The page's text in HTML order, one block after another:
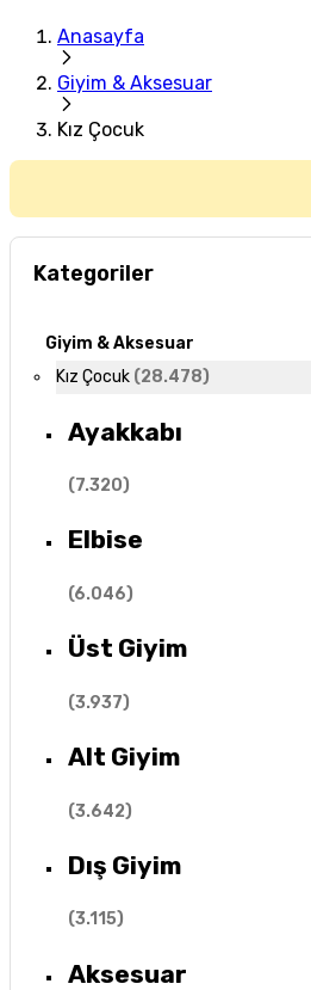
Anasayfa
Giyim & Aksesuar
Kız Çocuk
Kategoriler
Giyim & Aksesuar
Kız Çocuk (28.478)
Ayakkabı
(7.320)
Elbise
(6.046)
Üst Giyim
(3.937)
Alt Giyim
(3.642)
Dış Giyim
(3.115)
Aksesuar